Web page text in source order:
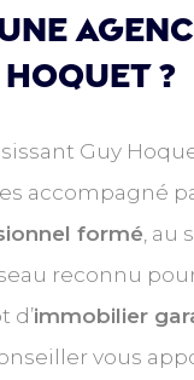
hoquet ?
Guy
accompagné
formé, au
reconnu
d’immobilier
vous